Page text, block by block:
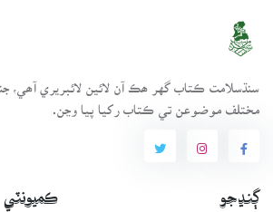
مختلف موضوعن تي ڪتاب رکيا پيا وڃن.
ڳنڍجو ڪميونٽي